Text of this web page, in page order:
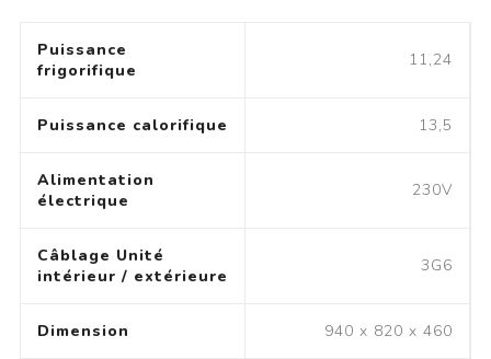
Puissance
frigorifique
11,24
Puissance calorifique 13,5
Alimentation
électrique
230V
Câblage Unité
intérieur / extérieure
3G6
Dimension 940 x 820 x 460